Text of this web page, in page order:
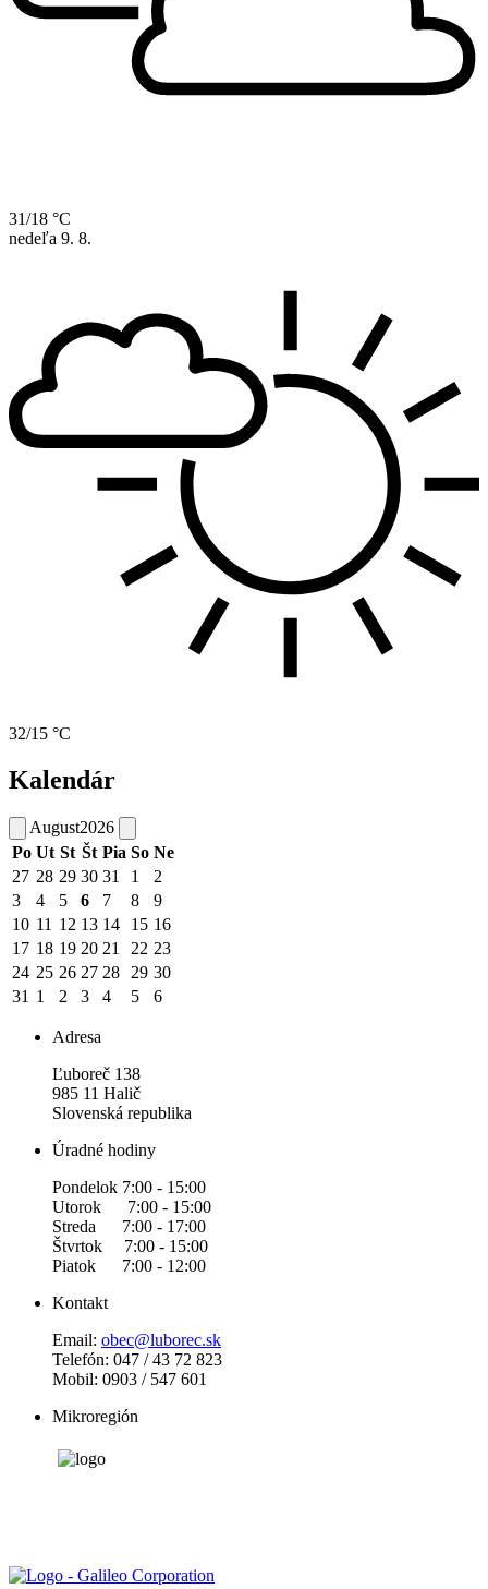
31/18 °C
nedeľa 9. 8.
32/15 °C
Kalendár
August2026
Po Ut St Št Pia So Ne
27 28 29 30 31 1
2
3
4 5 6 7 8
9
10 11 12 13 14 15 16
17 18 19 20 21 22 23
24 25 26 27 28 29 30
31 1 2 3 4 5 6
Adresa
Ľuboreč 138
985 11 Halič
Slovenská republika
Úradné hodiny
Pondelok 7:00 - 15:00
Utorok 7:00 - 15:00
Streda 7:00 - 17:00
Štvrtok 7:00 - 15:00
Piatok 7:00 - 12:00
Kontakt
Email: obec@luborec.sk
Telefón: 047 / 43 72 823
Mobil: 0903 / 547 601
Mikroregión